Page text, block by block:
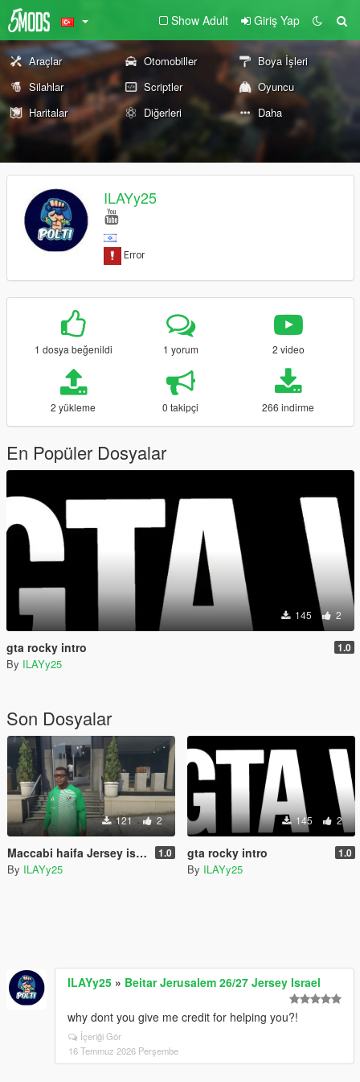
Show Adult Giriş Yap
Araçlar Otomobiller
Boya İşleri
Silahlar
Scriptler
Oyuncu
Haritalar
Diğerleri Daha
ILAYy25
1 dosya beğenildi 1 yorum 2 video
2 yükleme 0 takipçi 266 indirme
En Popüler Dosyalar
145 2
gta rocky intro 1.0
By ILAYy25
Son Dosyalar
121 2
Maccabi haifa Jersey israel 1.0
By ILAYy25
145 2
gta rocky intro 1.0
By ILAYy25
ILAYy25 » Beitar Jerusalem 26/27 Jersey Israel
why dont you give me credit for helping you?!
İçeriği Gör
16 Temmuz 2026 Perşembe